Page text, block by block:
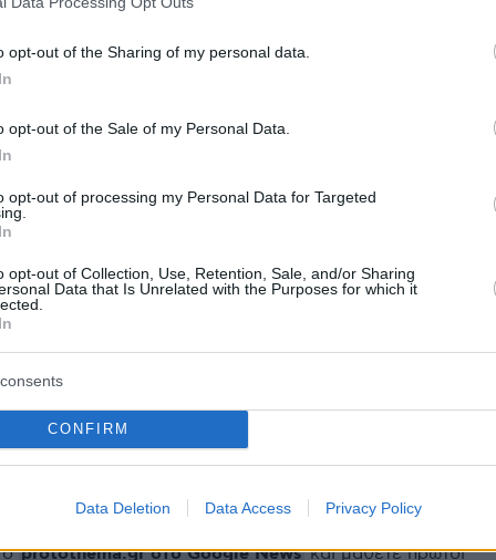
opt-out of the Sharing of my personal data.
opt-out of the Sale of my Personal Data.
opt-out of processing my Personal Data for Targeted
opt-out of Collection, Use, Retention, Sale, and/or Sharing
Data that Is Unrelated with the Purposes for which it
CONFIRM
Data Deletion Data Access Privacy Policy
Δημήτρης Φραγκάκης, ενώ ο ομόλογος του
Κόσκορης, υπογράμμισε: «Η
στο Final Four Athens 2026 αποτελεί μια
χτίσουμε γέφυρες με το ευρύ κοινό, ενόψει
των Deaflympics 2029 στην Αθήνα».
της ΕΟΑΚ, Τάκης Κορδονούρης,
στον κόσμο να γνωρίσει έναν αθλητισμό
σε μια περίοδο που η χώρα μας
για μια κορυφαία διεθνή διοργάνωση,
2029».
φιλοξενεί απλώς ένα Final Four. Χτίζει την
του αθλητισμού. Χωρίς αποκλεισμούς,
protothema.gr στο Google Newsκαι μάθετε πρώτοι